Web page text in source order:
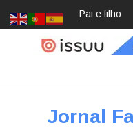
Pai e filho
Jornal